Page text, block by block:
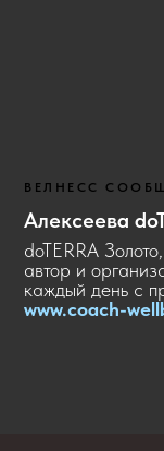
ВЕЛНЕСС
Алексеева
doTERRA
автор и
каждый день с
www.coach-